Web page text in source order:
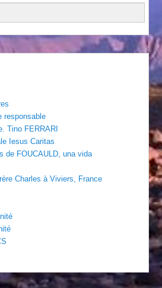
responsable
Tino FERRARI
Iesus Caritas
de FOUCAULD, una vida
Charles à Viviers, France